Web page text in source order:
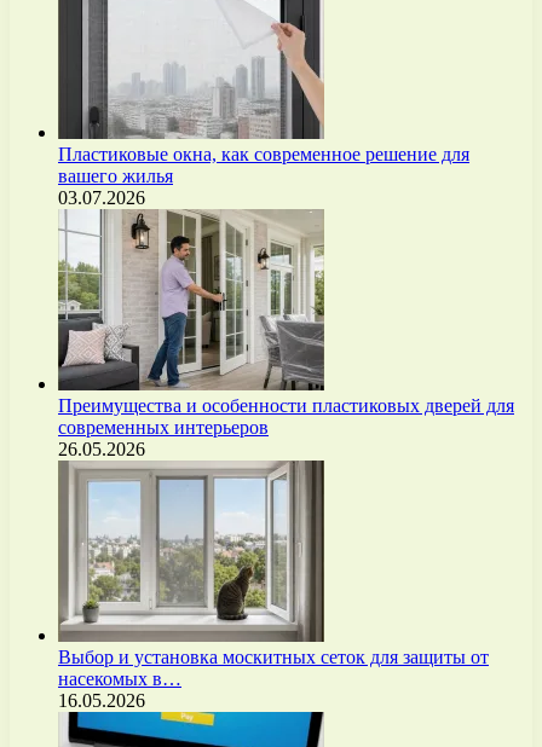
Пластиковые окна, как современное решение для
вашего жилья
03.07.2026
Преимущества и особенности пластиковых дверей для
современных интерьеров
26.05.2026
Выбор и установка москитных сеток для защиты от
насекомых в…
16.05.2026